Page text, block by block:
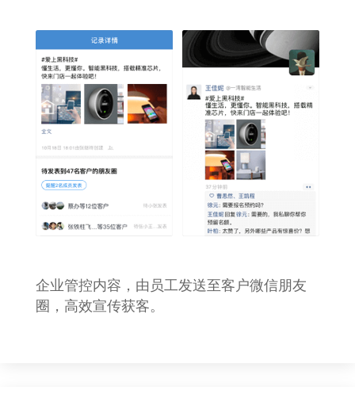
企业管控内容，由员工发送至客户微信朋友
圈，高效宣传获客。